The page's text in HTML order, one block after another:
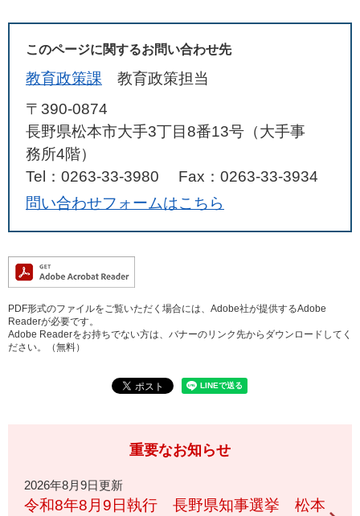
このページに関するお問い合わせ先
教育政策課
教育政策担当
〒390-0874
長野県松本市大手3丁目8番13号（大手事
務所4階）
Tel：0263-33-3980
Fax：0263-33-3934
問い合わせフォームはこちら
PDF形式のファイルをご覧いただく場合には、Adobe社が提供するAdobe
Readerが必要です。
Adobe Readerをお持ちでない方は、バナーのリンク先からダウンロードしてく
ださい。（無料）
重要なお知らせ
2026年8月9日更新
令和8年8月9日執行 長野県知事選挙 松本